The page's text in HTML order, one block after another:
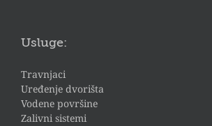
Usluge:
Travnjaci
Uređenje dvorišta
Vodene površine
Zalivni sistemi